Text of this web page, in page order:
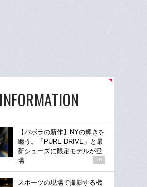
INFORMATION
【バボラの新作】NYの輝きを
纏う。「PURE DRIVE」と最
新シューズに限定モデルが登
場
PR
スポーツの現場で撮影する機